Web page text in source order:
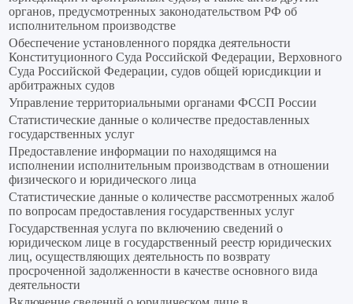
органов, предусмотренных законодательством РФ об
исполнительном производстве
Обеспечение установленного порядка деятельности
Конституционного Суда Российской Федерации, Верховного
Суда Российской Федерации, судов общей юрисдикции и
арбитражных судов
Управление территориальными органами ФССП России
Статистические данные о количестве предоставленных
государственных услуг
Предоставление информации по находящимся на
исполнении исполнительным производствам в отношении
физического и юридического лица
Статистические данные о количестве рассмотренных жалоб
по вопросам предоставления государственных услуг
Государственная услуга по включению сведений о
юридическом лице в государственный реестр юридических
лиц, осуществляющих деятельность по возврату
просроченной задолженности в качестве основного вида
деятельности